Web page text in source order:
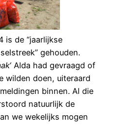
is de “jaarlijkse
gehouden.
‘ Alda had gevraagd of
wilden doen, uiteraard
binnen. Al die
natuurlijk de
we wekelijks mogen